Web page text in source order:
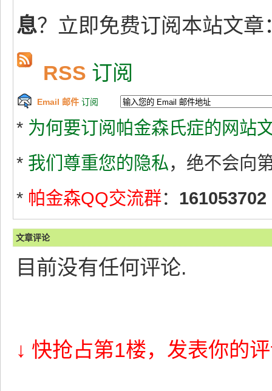
息？立即免费订阅本站文章
RSS 订阅
Email 邮件 订阅
* 为何要订阅帕金森氏症的网站
* 我们尊重您的隐私，绝不会向
* 帕金森QQ交流群： 161053702
文章评论
目前没有任何评论.
↓ 快抢占第1楼，发表你的